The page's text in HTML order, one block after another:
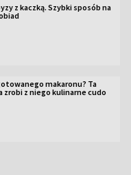
z kaczką. Szybki sposób na
makaronu? Ta
zrobi z niego kulinarne cudo